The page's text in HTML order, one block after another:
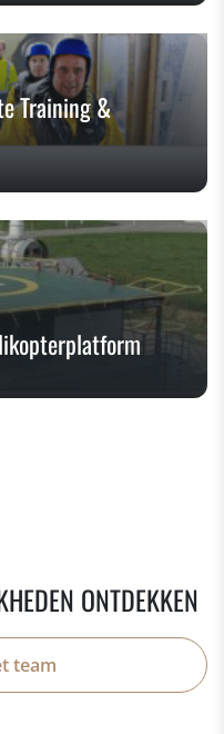
Training &
ONTDEKKEN
team